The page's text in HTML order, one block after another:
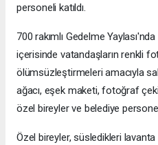
personeli katıldı.
700 rakımlı Gedelme
içerisinde vatandaşların renkli
ölümsüzleştirmeleri amacıyla
ağacı, eşek maketi, fotoğraf
özel bireyler ve belediye
Özel bireyler, süsledikleri